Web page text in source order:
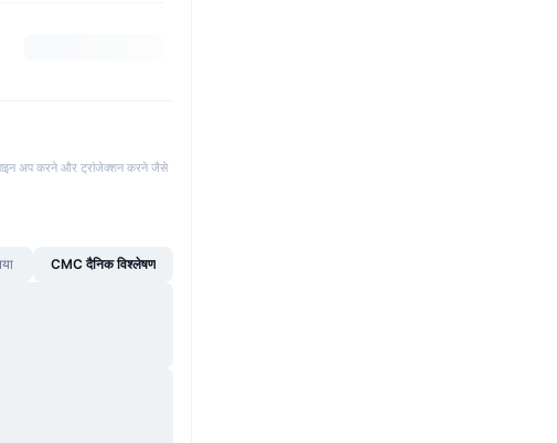
साइन अप करने और ट्रांजेक्शन करने जैसे
CMC दैनिक विश्लेषण